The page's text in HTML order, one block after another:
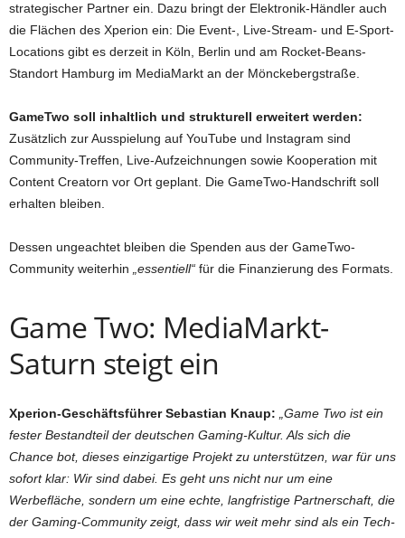
strategischer Partner ein. Dazu bringt der Elektronik-Händler auch
die Flächen des Xperion ein: Die Event-, Live-Stream- und E-Sport-
Locations gibt es derzeit in Köln, Berlin und am Rocket-Beans-
Standort Hamburg im MediaMarkt an der Mönckebergstraße.
GameTwo soll inhaltlich und strukturell erweitert werden:
Zusätzlich zur Ausspielung auf YouTube und Instagram sind
Community-Treffen, Live-Aufzeichnungen sowie Kooperation mit
Content Creatorn vor Ort geplant. Die GameTwo-Handschrift soll
erhalten bleiben.
Dessen ungeachtet bleiben die Spenden aus der GameTwo-
Community weiterhin
„essentiell“ für die Finanzierung des Formats.
Game Two: MediaMarkt-
Saturn steigt ein
Xperion-Geschäftsführer Sebastian Knaup: „Game Two ist ein
fester Bestandteil der deutschen Gaming-Kultur. Als sich die
Chance bot, dieses einzigartige Projekt zu unterstützen, war für uns
sofort klar: Wir sind dabei. Es geht uns nicht nur um eine
Werbefläche, sondern um eine echte, langfristige Partnerschaft, die
der Gaming-Community zeigt, dass wir weit mehr sind als ein Tech-